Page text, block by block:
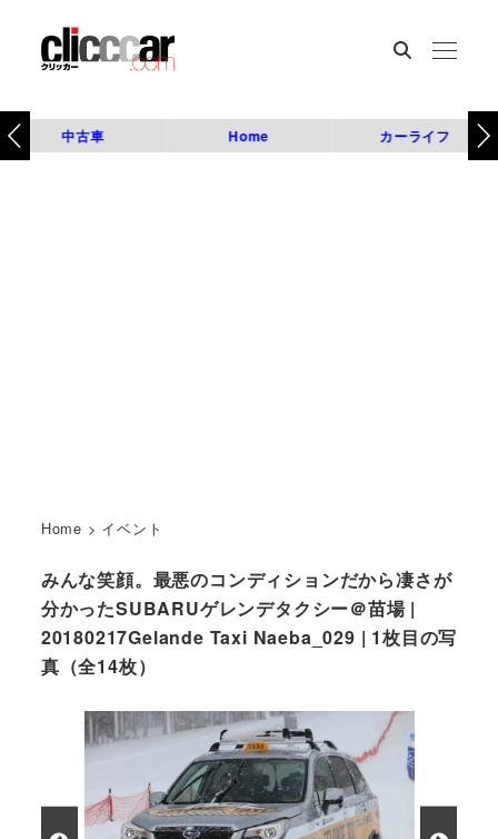
中古車 Home カーライフ
Home > イベント
みんな笑顔。最悪のコンディションだから凄さが
分かったSUBARUゲレンデタクシー＠苗場 |
20180217Gelande Taxi Naeba_029 | 1枚目の写
真（全14枚）